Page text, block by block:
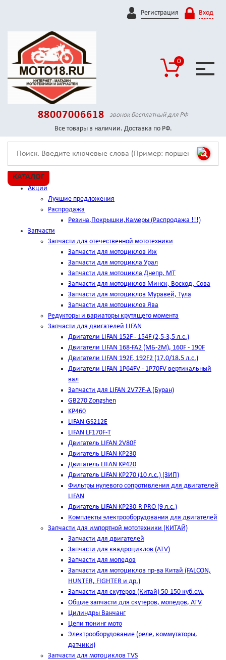
Регистрация Вход
0
88007006618
звонок бесплатный для РФ
Все товары в наличии. Доставка по РФ.
КАТАЛОГ
Акции
Лучшие предложения
Распродажа
Резина,Покрышки,Камеры (Распродажа !!!)
Запчасти
Запчасти для отечественной мототехники
Запчасти для мотоциклов Иж
Запчасти для мотоцикла Урал
Запчасти для мотоцикла Днепр, МТ
Запчасти для мотоциклов Минск, Восход, Сова
Запчасти для мотоциклов Муравей, Тула
Запчасти для мотоциклов Ява
Редукторы и вариаторы крутящего момента
Запчасти для двигателей LIFAN
Двигатели LIFAN 152F - 154F (2,5-3,5 л.с.)
Двигатели LIFAN 168-FA2 (МБ-2М), 160F - 190F
Двигатели LIFAN 192F, 192F2 (17.0/18.5 л.с.)
Двигатели LIFAN 1Р64FV - 1Р70FV вертикальный
вал
Запчасти для LIFAN 2V77F-A (Буран)
GB270 Zongshen
KP460
LIFAN GS212E
LIFAN LF170F-T
Двигатель LIFAN 2V80F
Двигатель LIFAN KP230
Двигатель LIFAN KP420
Двигатель LIFAN KP270 (10 л.с.) (ЗИП)
Фильтры нулевого сопротивления для двигателей
LIFAN
Двигатель LIFAN KP230-R PRO (9 л.с.)
Комплекты электрооборудования для двигателей
Запчасти для импортной мототехники (КИТАЙ)
Запчасти для двигателей
Запчасти для квадроциклов (ATV)
Запчасти для мопедов
Запчасти для мотоциклов пр-ва Китай (FALCON,
HUNTER, FIGHTER и др.)
Запчасти для скутеров (Китай) 50-150 куб.см.
Общие запчасти для скутеров, мопедов, ATV
Цилиндры Ванчанг
Цепи тюнинг мото
Электрооборудование (реле, коммутаторы,
датчики)
Запчасти для мотоциклов TVS